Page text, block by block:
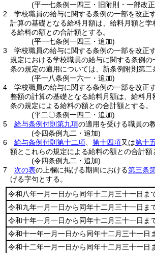
(平一七条例一四三・旧附則・一部改
2
学校職員の給与に関する条例の一部を改正
計算の基礎となる給料月額は、給料月額と
る給料の額との合計額とする。
(平一七条例一四三・追加)
3
学校職員の給与に関する条例の一部を改正
規定における学校職員の給与に関する条例の
条の規定の適用については、新条例附則第
(平一八条例一六一・追加)
4
学校職員の給与に関する条例の一部を改正
整額の計算の基礎となる給料月額は、給料
条の規定による給料の額との合計額とする。
(平二〇条例一四二・追加)
5
給与条例付則第九項の適用を受ける職員の
(令四条例九二・追加)
6
給与条例付則第十二項 第十四項又は第十
額とこれらの規定による給料の額との合計額
(令四条例九二・追加)
7
次の表の上欄に掲げる期間における第三条
げる字句とする。
令和八年一月一日から同年十二月三十一日ま
令和九年一月一日から同年十二月三十一日ま
令和十年一月一日から同年十二月三十一日ま
令和十一年一月一日から同年十二月三十一日
令和十二年一月一日から同年十二月三十一日